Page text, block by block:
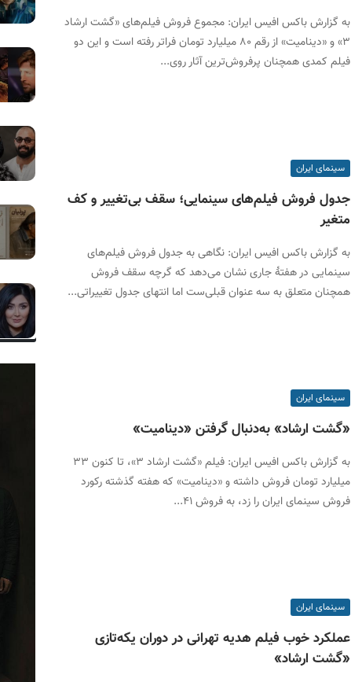
به گزارش باکس افیس ایران: مجموع فروش فیلم‌های «گشت ارشاد
۳» و «دینامیت» از رقم ۸۰ میلیارد تومان فراتر رفته است و این دو
فیلم کمدی همچنان پرفروش‌ترین آثار روی...
سینمای ایران
جدول فروش فیلم‌های سینمایی؛ سقف بی‌تغییر و کف
متغیر
به گزارش باکس افیس ایران: نگاهی به جدول فروش فیلم‌های
سینمایی در هفتۀ جاری نشان می‌دهد که گرچه سقف فروش
همچنان متعلق به سه عنوان قبلی‌ست اما انتهای جدول تغییراتی...
سینمای ایران
«گشت ارشاد» به‌دنبال گرفتن «دینامیت»
به گزارش باکس افیس ایران: فیلم «گشت ارشاد ۳»، تا کنون ۳۳
میلیارد تومان فروش داشته و «دینامیت» که هفته گذشته رکورد
فروش سینمای ایران را زد، به فروش ۴۱...
سینمای ایران
عملکرد خوب فیلم هدیه تهرانی در دوران یکه‌تازی
«گشت ارشاد»